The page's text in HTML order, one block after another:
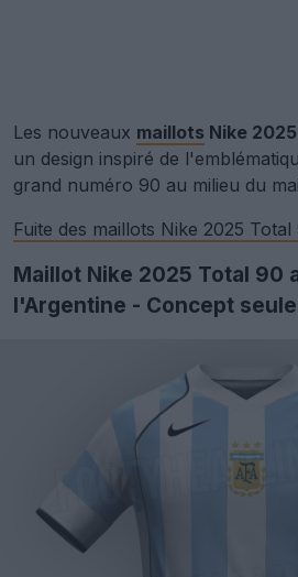
Les nouveaux maillots Nike
un design inspiré de
grand numéro 90 au milieu du
Fuite des maillots Nike 2025
Maillot Nike 2025 Total 90
l'Argentine - Concept